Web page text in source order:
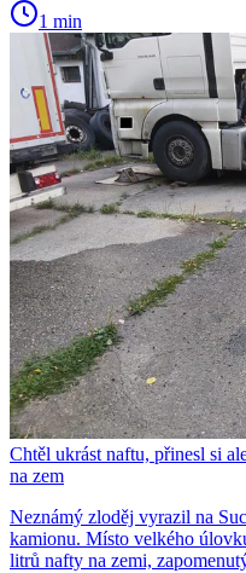
1 min
Chtěl ukrást naftu, přinesl si
na zem
Neznámý zloděj vyrazil na
kamionu. Místo velkého
litrů nafty na zemi,